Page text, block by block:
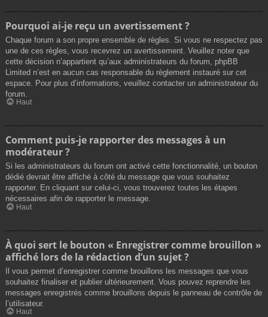
Pourquoi ai-je reçu un avertissement ?
Chaque forum a son propre ensemble de règles. Si vous ne respectez pas
une de ces règles, vous recevrez un avertissement. Veuillez noter que
cette décision n’appartient qu’aux administrateurs du forum, phpBB
Limited n’est en aucun cas responsable du règlement instauré sur cet
espace. Pour plus d’informations, veuillez contacter un administrateur du
forum.
Haut
Comment puis-je rapporter des messages à un
modérateur ?
Si les administrateurs du forum ont activé cette fonctionnalité, un bouton
dédié devrait être affiché à côté du message que vous souhaitez
rapporter. En cliquant sur celui-ci, vous trouverez toutes les étapes
nécessaires afin de rapporter le message.
Haut
À quoi sert le bouton « Enregistrer comme brouillon »
affiché lors de la rédaction d’un sujet ?
Il vous permet d’enregistrer comme brouillons les messages que vous
souhaitez finaliser et publier ultérieurement. Vous pouvez reprendre les
messages enregistrés comme brouillons depuis le panneau de contrôle de
l’utilisateur.
Haut